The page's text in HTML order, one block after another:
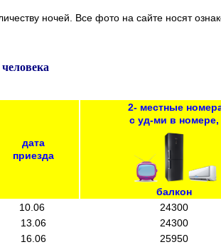
ночей. Все фото на сайте носят
человека
дата
приезда
2- местные
с уд-ми в номере,
балкон
10.06 24300
13.06 24300
16.06 25950